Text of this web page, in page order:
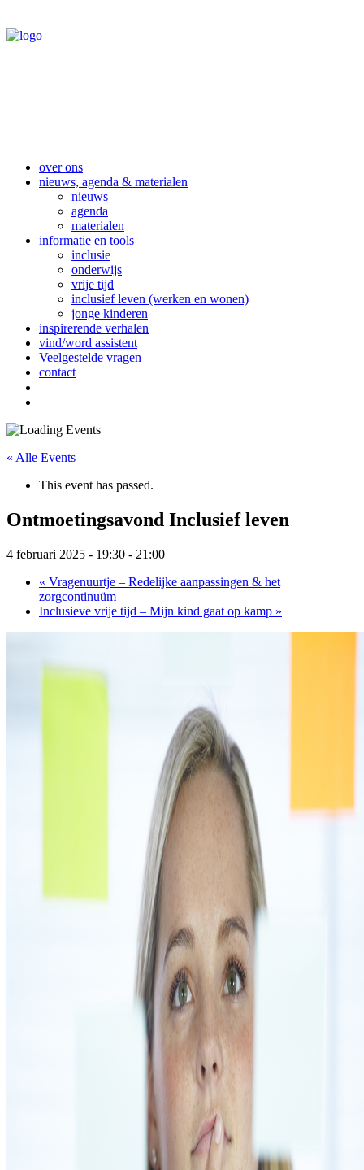
over ons
nieuws, agenda & materialen
nieuws
agenda
materialen
informatie en tools
inclusie
onderwijs
vrije tijd
inclusief leven (werken en wonen)
jonge kinderen
inspirerende verhalen
vind/word assistent
Veelgestelde vragen
contact
« Alle Events
This event has passed.
Ontmoetingsavond Inclusief leven
4 februari 2025 - 19:30 - 21:00
« Vragenuurtje – Redelijke aanpassingen & het
zorgcontinuüm
Inclusieve vrije tijd – Mijn kind gaat op kamp »